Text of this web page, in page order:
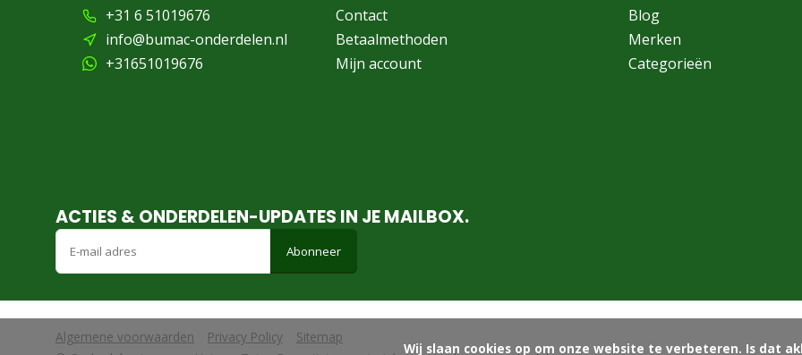
+31 6 51019676
info@bumac-onderdelen.nl
+31651019676
Contact
Betaalmethoden
Mijn account
Blog
Merken
Categorieën
ACTIES & ONDERDELEN-UPDATES IN JE MAILBOX.
Abonneer
Algemene voorwaarden Privacy Policy
Sitemap